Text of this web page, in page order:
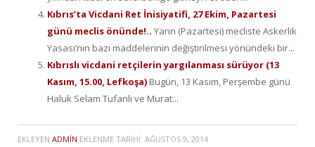
Kıbrıs’ta Vicdani Ret İnisiyatifi, 27 Ekim, Pazartesi
günü meclis önünde!.. Yarın (Pazartesi) mecliste Askerlik
Yasası’nın bazı maddelerinin değiştirilmesi yönündeki bir...
Kıbrıslı vicdani retçilerin yargılanması sürüyor (13
Kasım, 15.00, Lefkoşa) Bugün, 13 Kasım, Perşembe günü
Haluk Selam Tufanlı ve Murat...
EKLEYEN ADMIN EKLENME TARIHI: AĞUSTOS 9, 2014